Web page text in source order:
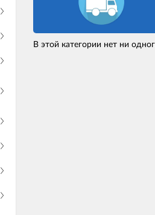
В этой категории нет ни